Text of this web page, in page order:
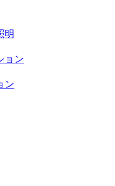
明
ョン
ン